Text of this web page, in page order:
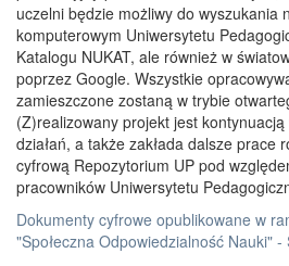
uczelni będzie możliwy do wyszukania
komputerowym Uniwersytetu
Katalogu NUKAT, ale również w
poprzez Google. Wszystkie
zamieszczone zostaną w trybie
(Z)realizowany projekt jest
działań, a także zakłada dalsze prace
cyfrową Repozytorium UP pod
pracowników Uniwersytetu
Dokumenty cyfrowe opublikowane w
"Społeczna Odpowiedzialność Nauki"